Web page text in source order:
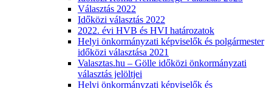
Választás 2022
Időközi választás 2022
2022. évi HVB és HVI határozatok
Helyi önkormányzati képviselők és polgármester
időközi választása 2021
Valasztas.hu – Gölle időközi önkormányzati
választás jelöltjei
Helyi önkormányzati képviselők és